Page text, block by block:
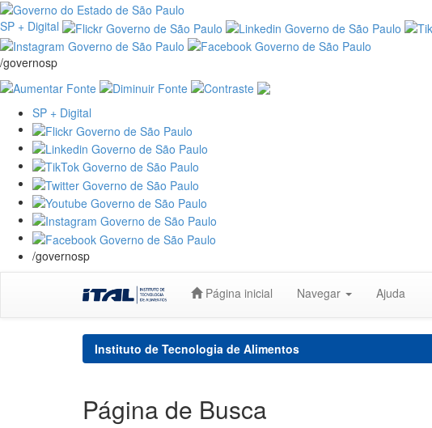
SP + Digital
/governosp
SP + Digital
/governosp
Página inicial Navegar Ajuda
Instituto de Tecnologia de Alimentos
Página de Busca